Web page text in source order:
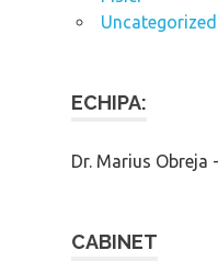
Uncategorized
ECHIPA:
Dr. Marius Obreja
CABINET